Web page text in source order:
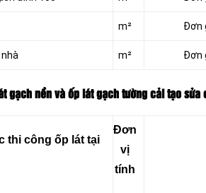
m² Đơn
m² Đơn
gạch nền và ốp lát gạch tường cải tạo sửa
thi công ốp lát tại
Đơn
vị
tính